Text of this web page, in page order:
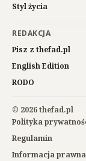
Styl życia
REDAKCJA
Pisz z thefad.pl
English Edition
RODO
© 2026 thefad.pl
Polityka
Regulamin
Informacja prawna